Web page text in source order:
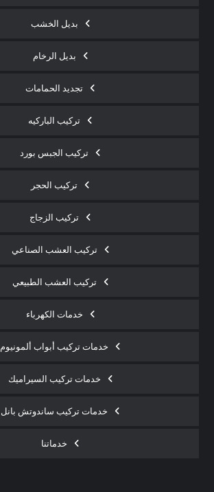
بديل الخشب
بديل الرخام
تجديد الحمامات
تركيب الباركيه
تركيب الجبس بورد
تركيب الحجر
تركيب الزجاج
تركيب العشب الصناعي
تركيب العشب الطبيعي
خدمات الكهرباء
خدمات تركيب أبواب ألمونيوم
خدمات تركيب السيراميك
خدمات تركيب ساندوتش بانل
خدماتنا